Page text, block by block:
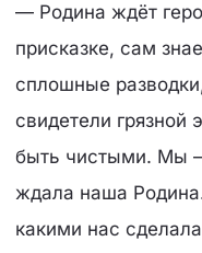
— Родина ждёт
присказке, сам
сплошные
свидетели грязной
быть чистыми. Мы
ждала наша
какими нас